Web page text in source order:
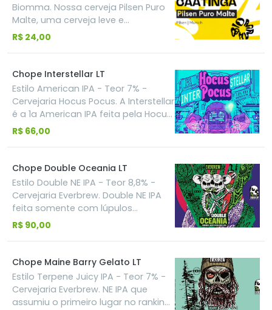
mais camadas de complexidade.
chocolate amargo, café expresso,
toffee e um delicado toque de
frutas cristalizadas. Intensa e
elegante, esta Imperial Stout mostra
receita clássica pode oferecer
quando executada com excelência.
Biomma. Nossa cerveja Pilsen Puro
Malte, uma cerveja leve e
refrescante, para momentos felizes
nos dias quentes.
R$ 24,00
Chope Interstellar LT
Estilo American IPA - Teor 7% -
Cervejaria Hocus Pocus. A Interstellar
é a 1a American IPA feita pela Hocus
Pocus, escolhida como a 2a melhor
uma quantidade grande de lúpulos
que criam uma explosão de aromas
de manga e maracujá, com sabor
cítrico extremo para uma ipa de
apenas 7% de teor alcoólico.
R$ 66,00
Chope Double Oceania LT
Estilo Double NE IPA - Teor 8,8% -
Cervejaria Everbrew. Double NE IPA
feita somente com lúpulos
australianos Vic Secret, Galaxy,
(maracujá, pêssego, abacaxi) com
notas de hortelã e limão.
R$ 90,00
Chope Maine Barry Gelato LT
Estilo Terpene Juicy IPA - Teor 7% -
Cervejaria Everbrew. NE IPA que
assumiu o primeiro lugar no ranking